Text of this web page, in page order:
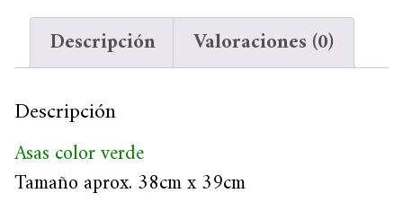
Descripción Valoraciones (0)
Descripción
Asas color verde
Tamaño aprox. 38cm x 39cm